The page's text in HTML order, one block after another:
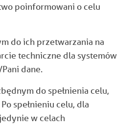
poinformowani o celu
do ich przetwarzania na
techniczne dla systemów
dane.
do spełnienia celu,
spełnieniu celu, dla
w celach